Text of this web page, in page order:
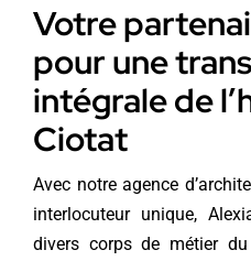
Votre
pour une
intégrale de
Ciotat
Avec notre agence
interlocuteur unique,
divers corps de métier